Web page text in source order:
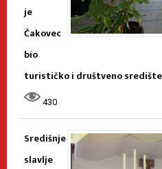
je
Čakovec
bio
turističko i društveno
430
Središnje
slavlje